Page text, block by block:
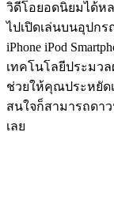
วิดีโอยอดนิยมได้ห
ไปเปิดเล่นบนอุปก
iPhone iPod
เทคโนโลยีประมว
ช่วยให้คุณประหยัด
สนใจก็สามารถดา
เลย